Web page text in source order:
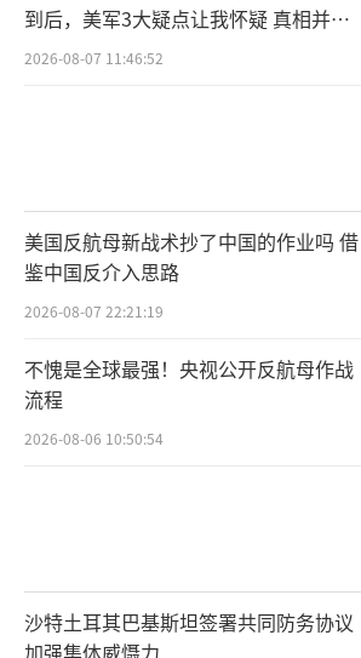
到后，美军3大疑点让我怀疑 真相并非
如此
2026-08-07 11:46:52
美国反航母新战术抄了中国的作业吗 借
鉴中国反介入思路
2026-08-07 22:21:19
不愧是全球最强！央视公开反航母作战
流程
2026-08-06 10:50:54
沙特土耳其巴基斯坦签署共同防务协议
加强集体威慑力